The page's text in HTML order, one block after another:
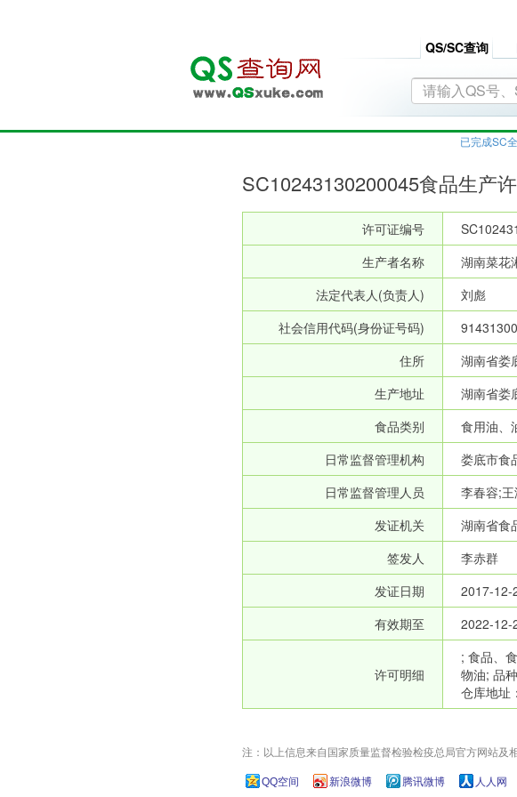
QS/SC查询
已完成SC
SC10243130200045食品生产
许可证编号
生产者名称
湖南菜花
法定代表人(负责人)
刘彪
社会信用代码(身份证号码)
住所
湖南省娄
生产地址
湖南省娄
食品类别
食用油、
日常监督管理机构
娄底市食
日常监督管理人员
李春容;
发证机关
湖南省食
签发人
李赤群
发证日期
2017-12-
有效期至
2022-12-
许可明细
; 食品、
物油; 品
仓库地址
注：以上信息来自国家质量监督检验检疫总局官方网站及
QQ空间 新浪微博 腾讯微博 人人网